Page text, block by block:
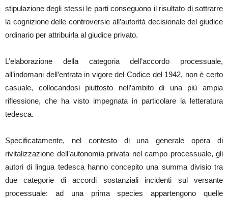
stipulazione degli stessi le parti conseguono il risultato di sottrarre
la cognizione delle controversie all’autorità decisionale del giudice
ordinario per attribuirla al giudice privato.
L’elaborazione della categoria dell’accordo processuale,
all’indomani dell’entrata in vigore del Codice del 1942, non è certo
casuale, collocandosi piuttosto nell’ambito di una più ampia
riflessione, che ha visto impegnata in particolare la letteratura
tedesca.
Specificatamente, nel contesto di una generale opera di
rivitalizzazione dell’autonomia privata nel campo processuale, gli
autori di lingua tedesca hanno concepito una summa divisio tra
due categorie di accordi sostanziali incidenti sul versante
processuale: ad una prima species appartengono quelle